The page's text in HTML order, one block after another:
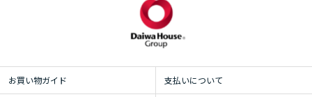
お買い物ガイド 支払いについて